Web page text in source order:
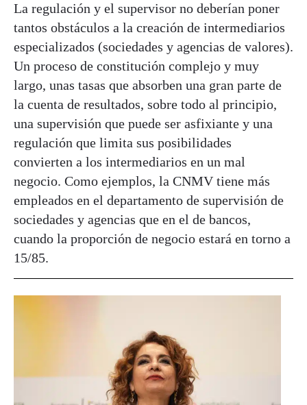
La regulación y el supervisor no deberían poner
tantos obstáculos a la creación de intermediarios
especializados (sociedades y agencias de valores).
Un proceso de constitución complejo y muy
largo, unas tasas que absorben una gran parte de
la cuenta de resultados, sobre todo al principio,
una supervisión que puede ser asfixiante y una
regulación que limita sus posibilidades
convierten a los intermediarios en un mal
negocio. Como ejemplos, la CNMV tiene más
empleados en el departamento de supervisión de
sociedades y agencias que en el de bancos,
cuando la proporción de negocio estará en torno a
15/85.